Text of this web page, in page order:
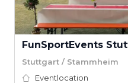
FunSportEvents
Stuttgart / Stammheim
Eventlocation